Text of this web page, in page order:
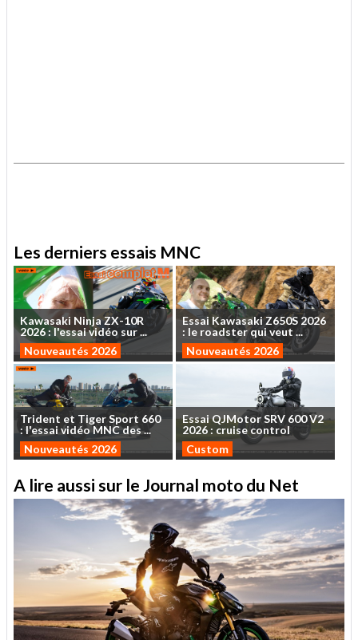
Les derniers essais MNC
Kawasaki NinjaZX-10R
2026: l'essaividéo sur...
Nouveautés 2026
Essai Kawasaki Z650S 2026
: le roadsterquiveut ...
Nouveautés 2026
Trident et TigerSport 660
: l'essaividéo MNCdes...
Nouveautés 2026
EssaiQJMotorSRV 600V2
2026 : cruise control
Custom
A lire aussi sur le Journal moto du Net